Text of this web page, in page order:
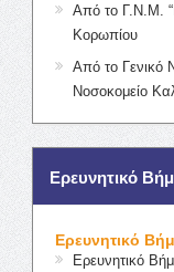
Από το Γ.Ν.Μ.
Κορωπίου
Από το Γενικό
Νοσοκομείο
Ερευνητικό
Ερευνητικό
Ερευνητικό